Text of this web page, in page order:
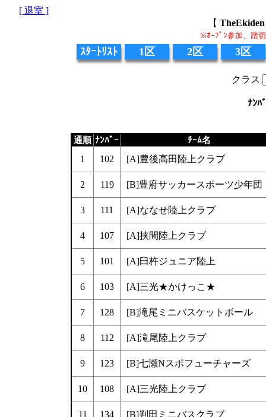
[ 退室 ]
【
※ｵｰﾌﾟﾝ参加、踏
ｽﾀｰﾄﾘｽﾄ 1区 2区 3区
クラス
ﾅﾝﾊ
通順 ﾅﾝﾊﾞｰ ﾁｰﾑ名
1 102 [A]豊後高田陸上クラブ
2 119 [B]豊府サッカースポーツ少年団
3 111 [A]ななせ陸上クラブ
4 107 [A]挟間陸上クラブ
5 101 [A]臼杵ジュニア陸上
6 103 [A]三光★かけっこ★
7 128 [B]滝尾ミニバスケットボール
8 112 [A]滝尾陸上クラブ
9 123 [B]七瀬Nスポフューチャーズ
10 108 [A]三光陸上クラブ
11 134 [B]判田ミニバスクラブ